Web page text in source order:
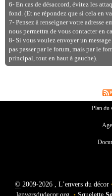
6- En cas de désaccord, évitez les
fond. (Et ne répondez que si cela en
7- Pensez à renseigner votre adresse
nous permettra de vous contacter en
8- Si vous voulez envoyer un
pas passer par le forum, mais par le
principal, tout en haut à gauche).
Plan du
©2009-2026 , L’envers du décor